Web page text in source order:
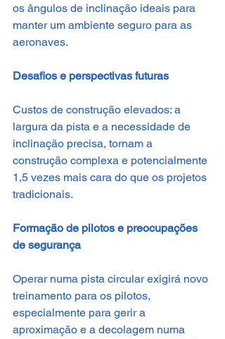
os ângulos de inclinação ideais para
manter um ambiente seguro para as
aeronaves.
Desafios e perspectivas futuras
Custos de construção elevados: a
largura da pista e a necessidade de
inclinação precisa, tornam a
construção complexa e potencialmente
1,5 vezes mais cara do que os projetos
tradicionais.
Formação de pilotos e preocupações
de segurança
Operar numa pista circular exigirá novo
treinamento para os pilotos,
especialmente para gerir a
aproximação e a decolagem numa